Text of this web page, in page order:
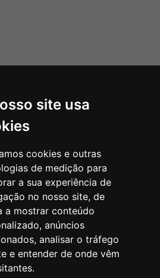
site usa
cookies e outras
de medição para
a sua experiência de
no nosso site, de
a mostrar conteúdo
anúncios
analisar o tráfego
e entender de onde vêm